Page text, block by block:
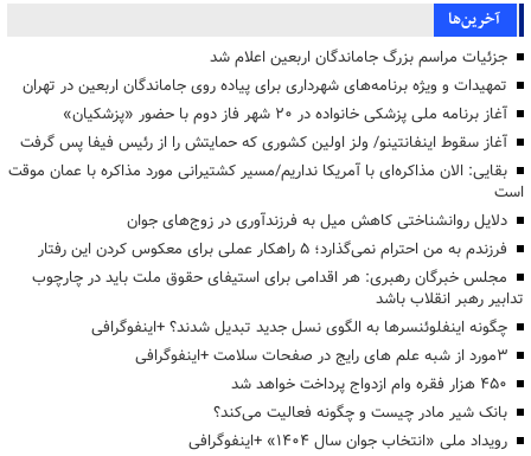
آخرین‌ها
جزئیات مراسم بزرگ جاماندگان اربعین اعلام شد
تمهیدات و ویژه برنامه‌های شهرداری برای پیاده روی جاماندگان اربعین در تهران
آغاز برنامه ملی پزشکی خانواده در ۲۰ شهر فاز دوم با حضور «پزشکیان»
آغاز سقوط اینفانتینو/ ولز اولین کشوری که حمایتش را از رئیس فیفا پس گرفت
بقایی: الان مذاکره‌ای با آمریکا نداریم/مسیر کشتیرانی مورد مذاکره با عمان موقت
است
دلایل روانشناختی کاهش میل به فرزندآوری در زوج‌های جوان
فرزندم به من احترام نمی‌گذارد؛ ۵ راهکار عملی برای معکوس کردن این رفتار
مجلس خبرگان رهبری: هر اقدامی برای استیفای حقوق ملت باید در چارچوب
تدابیر رهبر انقلاب باشد
چگونه اینفلوئنسرها به الگوی نسل جدید تبدیل شدند؟ +اینفوگرافی
3مورد از شبه علم های رایج در صفحات سلامت +اینفوگرافی
۴۵۰ هزار فقره وام ازدواج پرداخت خواهد شد
بانک شیر مادر چیست و چگونه فعالیت می‌کند؟
رویداد ملی «انتخاب جوان سال ۱۴۰۴» +اینفوگرافی